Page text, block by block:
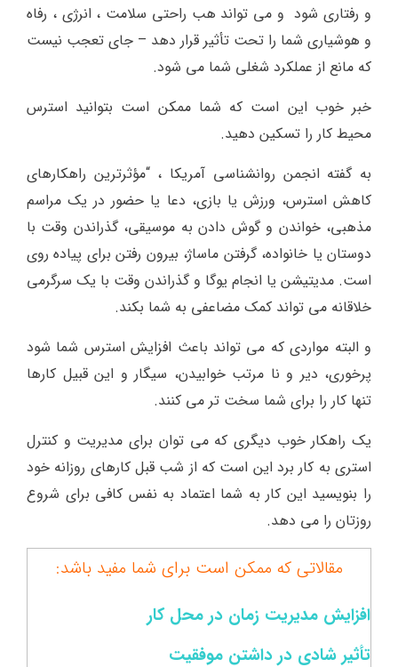
و رفتاری شود و می تواند هب راحتی سلامت ، انرژی ، رفاه
و هوشیاری شما را تحت تأثیر قرار دهد – جای تعجب نیست
که مانع از عملکرد شغلی شما می شود.
خبر خوب این است که شما ممکن است بتوانید استرس
محیط کار را تسکین دهید.
به گفته انجمن روانشناسی آمریکا ، “مؤثرترین راهکارهای
کاهش استرس، ورزش یا بازی، دعا یا حضور در یک مراسم
مذهبی، خواندن و گوش دادن به موسیقی، گذراندن وقت با
دوستان یا خانواده، گرفتن ماساژ، بیرون رفتن برای پیاده روی
است. مدیتیشن یا انجام یوگا و گذراندن وقت با یک سرگرمی
خلاقانه می تواند کمک مضاعفی به شما بکند.
و البته مواردی که می تواند باعث افزایش استرس شما شود
پرخوری، دیر و نا مرتب خوابیدن، سیگار و این قبیل کارها
تنها کار را برای شما سخت تر می کنند.
یک راهکار خوب دیگری که می توان برای مدیریت و کنترل
استری به کار برد این است که از شب قبل کارهای روزانه خود
را بنویسید این کار به شما اعتماد به نفس کافی برای شروع
روزتان را می دهد.
مقالاتی که ممکن است برای شما مفید باشد:
افزایش مدیریت زمان در محل کار
تأثیر شادی در داشتن موفقیت